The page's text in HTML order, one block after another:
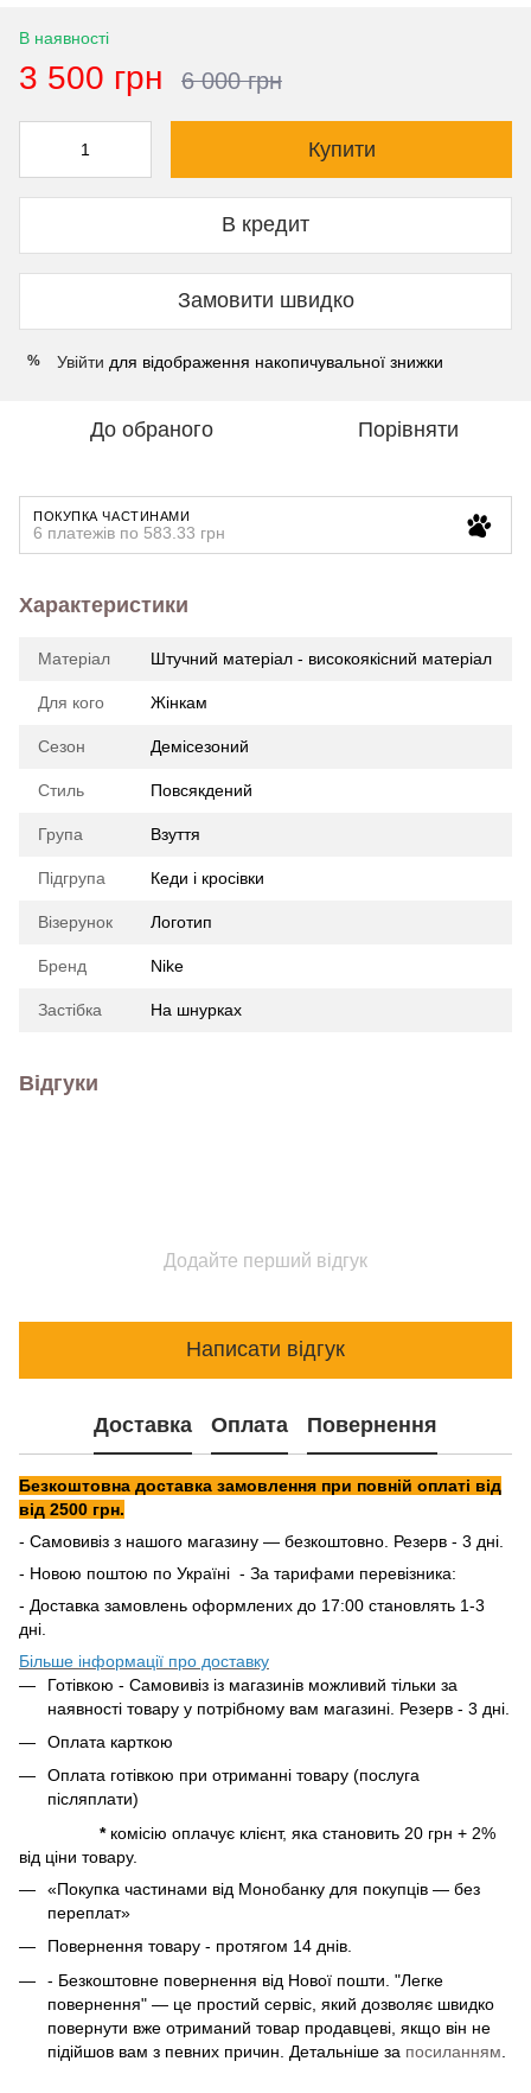
В наявності
3 500 грн 6 000 грн
Купити
В кредит
Замовити швидко
% Увійти для відображення накопичувальної знижки
До обраного Порівняти
ПОКУПКА ЧАСТИНАМИ
6 платежів по 583.33 грн
Характеристики
Матеріал Штучний матеріал - високоякісний матеріал
Для кого Жінкам
Сезон Демісезоний
Стиль Повсякдений
Група Взуття
Підгрупа Кеди і кросівки
Візерунок Логотип
Бренд Nike
Застібка На шнурках
Відгуки
Додайте перший відгук
Написати відгук
Доставка Оплата Повернення
Безкоштовна доставка замовлення при повній оплаті від
від 2500 грн.
- Самовивіз з нашого магазину — безкоштовно. Резерв - 3 дні.
- Новою поштою по Україні - За тарифами перевізника:
- Доставка замовлень оформлених до 17:00 становлять 1-3
дні.
Більше інформації про доставку
Готівкою - Самовивіз із магазинів можливий тільки за
наявності товару у потрібному вам магазині. Резерв - 3 дні.
Оплата карткою
Оплата готівкою при отриманні товару (послуга
післяплати)
* комісію оплачує клієнт, яка становить 20 грн + 2%
від ціни товару.
«Покупка частинами від Монобанку для покупців — без
переплат»
Повернення товару - протягом 14 днів.
- Безкоштовне повернення від Нової пошти. "Легке
повернення" — це простий сервіс, який дозволяє швидко
повернути вже отриманий товар продавцеві, якщо він не
підійшов вам з певних причин. Детальніше за посиланням